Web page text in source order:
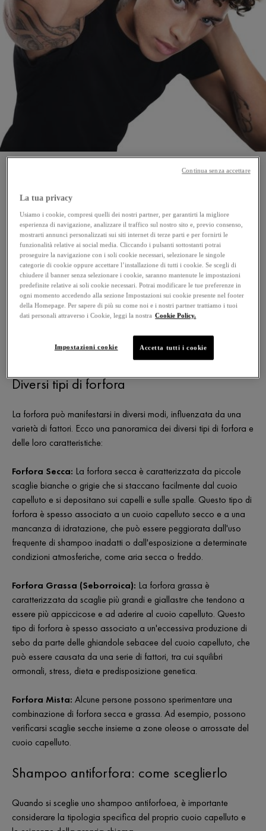
La forfora è un disturbo comune del cuoio capelluto che colpisce
moltissime persone, indipendentemente dal genere e dall'etnia.
Questa condizione, caratterizzata dalla desquamazione
eccessiva del cuoio capelluto, può causare disagio e imbarazzo
a chi ne soffre.
Nel tentativo di gestire questo fastidio, loshampoo
antiforforasvolge un ruolo cruciale. Tuttavia, le opzioni sono
molte e scegliere lo shampoo adatto alla propria esigenza può
capelli e l'uso di prodotti complementari possono influenzare
significativamente l'efficacia del trattamento.
Diversi tipi di forfora
La forfora può manifestarsi in diversi modi, influenzata da una
varietà di fattori. Ecco una panoramica dei diversi tipi di forfora e
delle loro caratteristiche:
Forfora Secca: La forfora secca è caratterizzata da piccole
scaglie bianche o grigie che si staccano facilmente dal cuoio
capelluto e si depositano sui capelli e sulle spalle. Questo tipo di
forfora è spesso associato a un cuoio capelluto secco e a una
mancanza di idratazione, che può essere peggiorata dall'uso
frequente di shampoo inadatti o dall'esposizione a determinate
condizioni atmosferiche, come aria secca o freddo.
Forfora Grassa (Seborroica): La forfora grassa è
caratterizzata da scaglie più grandi e giallastre che tendono a
essere più appiccicose e ad aderire al cuoio capelluto. Questo
tipo di forfora è spesso associato a un'eccessiva produzione di
sebo da parte delle ghiandole sebacee del cuoio capelluto, che
può essere causata da una serie di fattori, tra cui squilibri
ormonali, stress, dieta e predisposizione genetica.
Forfora Mista: Alcune persone possono sperimentare una
combinazione di forfora secca e grassa. Ad esempio, possono
verificarsi scaglie secche insieme a zone oleose o arrossate del
cuoio capelluto.
Shampoo antiforfora: come sceglierlo
Quando si sceglie uno shampoo antiforfoea, è importante
considerare la tipologia specifica del proprio cuoio capelluto e
La tua privacy
Usiamo i cookie, compresi quelli dei nostri partner, per garantirti la migliore
esperienza di navigazione, analizzare il traffico sul nostro sito e, previo consenso,
mostrarti annunci personalizzati sui siti internet di terze parti e per fornirti le
funzionalità relative ai social media. Cliccando i pulsanti sottostanti potrai
proseguire la navigazione con i soli cookie necessari, selezionare le singole
categorie di cookie oppure accettare l’installazione di tutti i cookie. Se scegli di
chiudere il banner senza selezionare i cookie, saranno mantenute le impostazioni
predefinite relative ai soli cookie necessari. Potrai modificare le tue preferenze in
ogni momento accedendo alla sezione Impostazioni sui cookie presente nel footer
della Homepage. Per sapere di più su come noi e i nostri partner trattiamo i tuoi
dati personali attraverso i Cookie, leggi la nostra Cookie Policy.
Impostazioni cookie Accetta tutti i cookie
Continua senza accettare